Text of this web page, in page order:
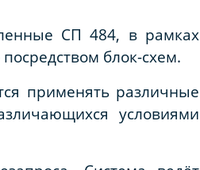
СП 484, в рамках
блок-схем.
применять различные
условиями